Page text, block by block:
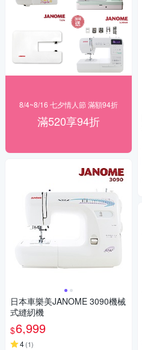
8/4~8/16 七夕情人節 滿額94折
滿520享94折
日本車樂美JANOME 3090機械
式縫紉機
$6,999
4(1)